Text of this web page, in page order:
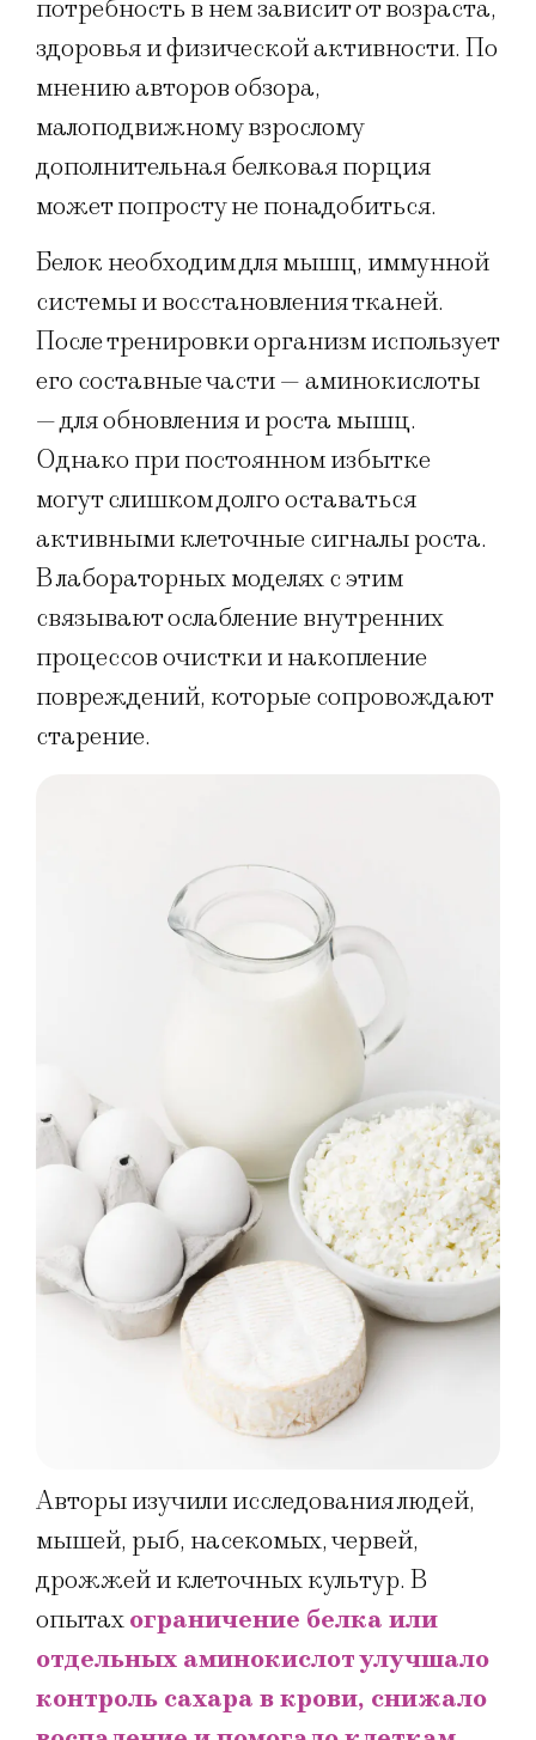
потребность в нем зависит от возраста,
здоровья и физической активности. По
мнению авторов обзора,
малоподвижному взрослому
дополнительная белковая порция
может попросту не понадобиться.
Белок необходим для мышц, иммунной
системы и восстановления тканей.
После тренировки организм использует
его составные части — аминокислоты
— для обновления и роста мышц.
Однако при постоянном избытке
могут слишком долго оставаться
активными клеточные сигналы роста.
В лабораторных моделях с этим
связывают ослабление внутренних
процессов очистки и накопление
повреждений, которые сопровождают
старение.
Авторы изучили исследования людей,
мышей, рыб, насекомых, червей,
дрожжей и клеточных культур. В
опытахограничение белка или
отдельных аминокислот улучшало
контроль сахара в крови, снижало